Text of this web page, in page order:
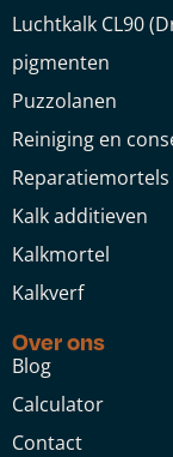
Luchtkalk CL90
pigmenten
Puzzolanen
Reiniging en
Reparatiemortels
Kalk additieven
Kalkmortel
Kalkverf
Over ons
Blog
Calculator
Contact